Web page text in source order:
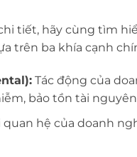
tiết, hãy cùng tìm
trên ba khía cạnh
Tác động của
bảo tồn tài
hệ của doanh